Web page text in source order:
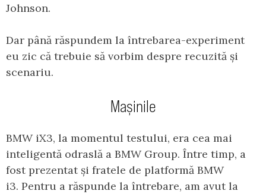
Johnson.
Dar până răspundem la întrebarea-experiment
eu zic că trebuie să vorbim despre recuzită și
scenariu.
Mașinile
BMW iX3, la momentul testului, era cea mai
inteligentă odraslă a BMW Group. Între timp, a
fost prezentat și fratele de platformă BMW
i3. Pentru a răspunde la întrebare, am avut la